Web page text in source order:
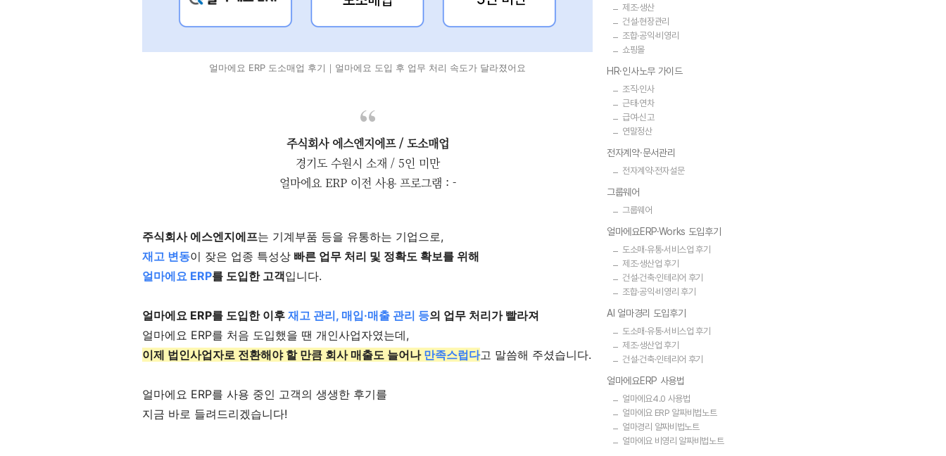
얼마에요 ERP 도소매업 후기｜얼마에요 도입 후 업무 처리 속도가 달라졌어요
주식회사 에스엔지에프 / 도소매업
경기도 수원시 소재 / 5인 미만
얼마에요 ERP 이전 사용 프로그램 : -
주식회사 에스엔지에프는 기계부품 등을 유통하는 기업으로,
재고 변동이 잦은 업종 특성상 빠른 업무 처리 및 정확도 확보를 위해
얼마에요 ERP를 도입한 고객입니다.
얼마에요 ERP를 도입한 이후 재고 관리, 매입·매출 관리 등의 업무 처리가 빨라져
얼마에요 ERP를 처음 도입했을 땐 개인사업자였는데,
이제 법인사업자로 전환해야 할 만큼 회사 매출도 늘어나 만족스럽다고 말씀해 주셨습니다.
얼마에요 ERP를 사용 중인 고객의 생생한 후기를
지금 바로 들려드리겠습니다!
제조·생산
건설·현장관리
조합·공익·비영리
쇼핑몰
HR·인사노무 가이드
조직·인사
근태·연차
급여·신고
연말정산
전자계약·문서관리
전자계약·전자설문
그룹웨어
그룹웨어
얼마에요ERP·Works 도입후기
도소매·유통·서비스업 후기
제조·생산업 후기
건설·건축·인테리어 후기
조합·공익·비영리 후기
AI 얼마경리 도입후기
도소매·유통·서비스업 후기
제조·생산업 후기
건설·건축·인테리어 후기
얼마에요ERP 사용법
얼마에요4.0 사용법
얼마에요 ERP 알짜비법노트
얼마경리 알짜비법노트
얼마에요 비영리 알짜비법노트